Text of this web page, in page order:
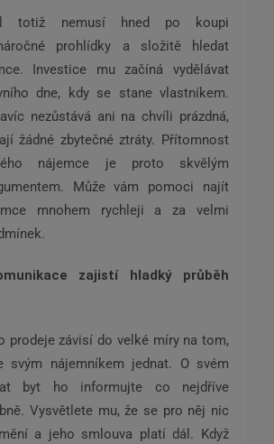
totiž nemusí hned po koupi
prohlídky a složitě hledat
Investice mu začíná vydělávat
dne, kdy se stane vlastníkem.
nezůstává ani na chvíli prázdná,
žádné zbytečné ztráty. Přítomnost
nájemce je proto skvělým
Může vám pomoci najít
mnohem rychleji a za velmi
zajistí hladký průběh
prodeje závisí do velké míry na tom,
svým nájemníkem jednat. O svém
byt ho informujte co nejdříve
Vysvětlete mu, že se pro něj nic
a jeho smlouva platí dál. Když